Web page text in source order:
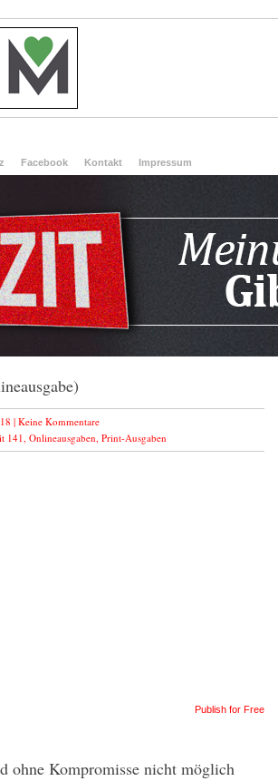
Facebook Kontakt Impressum
|Keine Kommentare
141, Onlineausgaben, Print-Ausgaben
Publish for Free
ohne Kompromisse nicht möglich